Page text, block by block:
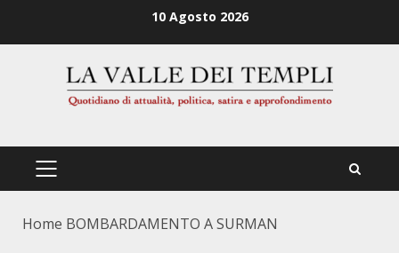
10 Agosto 2026
PRIMÄRES
Home BOMBARDAMENTO A SURMAN